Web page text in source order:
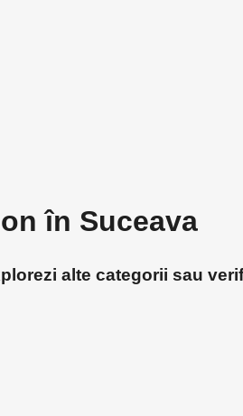
în Suceava
alte categorii sau